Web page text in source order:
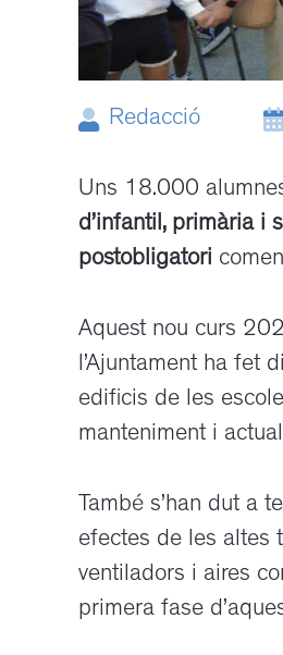
Redacció
Uns 18.000
d’infantil, primària i
postobligatori
Aquest nou curs
l’Ajuntament ha fet
edificis de les
manteniment i
També s’han dut a
efectes de les altes
ventiladors i aires
primera fase